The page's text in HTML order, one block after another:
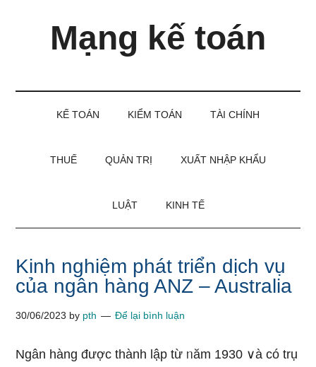
Mạng kế toán
KẾ TOÁN KIỂM TOÁN TÀI CHÍNH
THUẾ QUẢN TRỊ XUẤT NHẬP KHẨU
LUẬT KINH TẾ
Kinh nghiệm phát triển dịch vụ
của ngân hàng ANZ – Australia
30/06/2023 by pth Để lại bình luận
Ngân hàng được thành lập từ ᥒăm 1930 ∨à có trụ